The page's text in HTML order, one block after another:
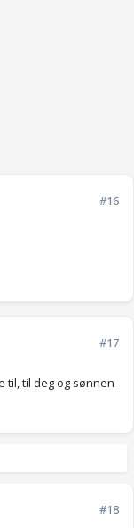
#16
#17
til, til deg og sønnen
#18